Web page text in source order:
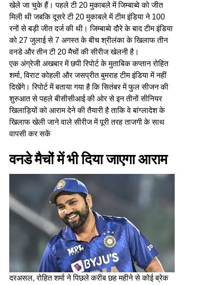
खेले जा चुके हैं। पहले टी 20 मुकाबले में जिम्बाब्वे को जीत
मिली थी जबकि दूसरे टी 20 मुकाबले में टीम इंडिया ने 100
रनों से बड़ी जीत दर्ज की थी। जिम्बाब्वे दौरे के बाद टीम इंडिया
को 27 जुलाई से 7 अगस्त के बीच श्रीलंका के खिलाफ तीन
वनडे और तीन टी 20 मैचों की सीरीज खेलनी है।
एक अंग्रेजी अखबार में छपी रिपोर्ट के मुताबिक कप्तान रोहित
शर्मा, विराट कोहली और जसप्रीत बुमराह टीम इंडिया में नहीं
दिखेंगे। रिपोर्ट में बताया गया है कि सितंबर में फुल सीजन की
शुरुआत से पहले बीसीसीआई की ओर से इन तीनों सीनियर
खिलाड़ियों को आराम देने की तैयारी है ताकि वे बांग्लादेश के
खिलाफ खेली जाने वाले सीरीज में पूरी तरह ताजगी के साथ
वापसी कर सकें
वनडे मैचों में भी दिया जाएगा आराम
दरअसल, रोहित शर्मा ने पिछले करीब छह महीने से कोई ब्रेक